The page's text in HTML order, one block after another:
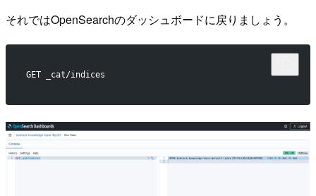
それではOpenSearchのダッシュボードに戻りましょう。
GET _cat/indices